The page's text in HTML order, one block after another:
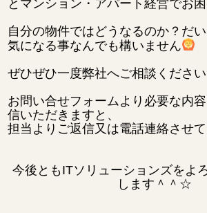
とマンション・アパート経営でお困
自分の物件ではどうなるのか？だ
気になる事なんでも構いません
ぜひぜひ一度弊社へご相談ください
お問い合せフォームより必要な内
信いただきますと、
担当よりご返信又は電話連絡させて
今後ともITソリューションズをよ
します＾＾☆